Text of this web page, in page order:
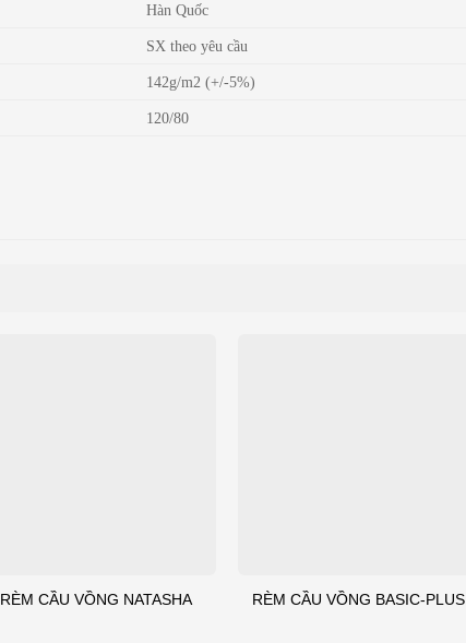
Hàn Quốc
SX theo yêu cầu
142g/m2 (+/-5%)
120/80
RÈM CẦU VỒNG NATASHA RÈM CẦU VỒNG BASIC-PLUS